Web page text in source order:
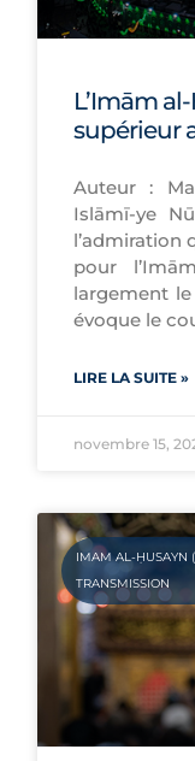
L’Imām
supérieur
Auteur :
Islāmī-ye
l’admiration
pour
largement
évoque le
LIRE LA SUITE »
novembre 15,
IMAM AL-ḤUSAYN
TRANSMISSION